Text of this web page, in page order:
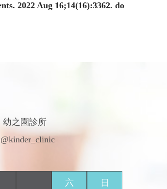
2022 Aug 16;14(16):3362. do
幼之園診所
六 日